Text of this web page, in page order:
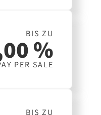
BIS ZU
%
PER SALE
BIS ZU